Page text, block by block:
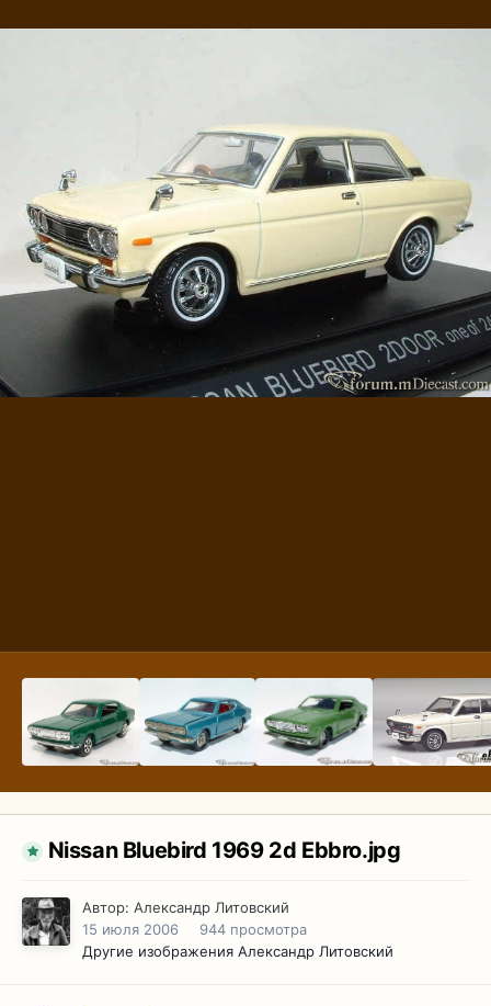
Nissan Bluebird 1969 2d Ebbro.jpg
Автор: Александр Литовский
15 июля 2006
944 просмотра
Другие изображения Александр Литовский